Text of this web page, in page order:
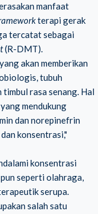
manfaat
terapi gerak
tercatat sebagai
(R-DMT).
akan memberikan
tubuh
rasa senang. Hal
mendukung
dan norepinefrin
konsentrasi,"
konsentrasi
seperti olahraga,
serupa.
salah satu